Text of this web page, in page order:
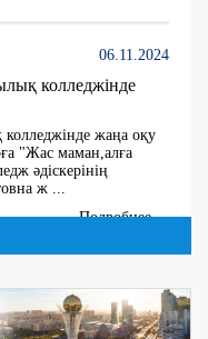
"Жас маман,алға
әдіскерінің
ж ...
по утверждению